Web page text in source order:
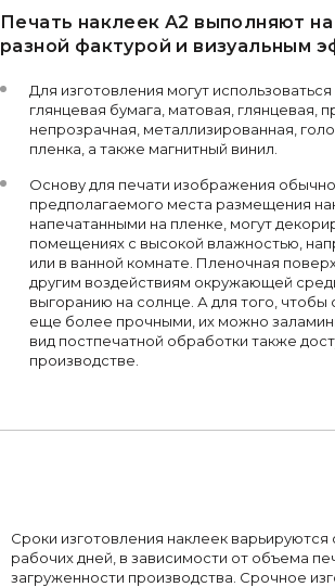
Печать наклеек А2 выполняют
разной фактурой и визуальным
Для изготовления могут
глянцевая бумага, матовая, глянцевая,
непрозрачная, металлизированная,
пленка, а также магнитный винил.
Основу для печати изображения
предполагаемого места размещения
напечатанными на пленке, могут
помещениях с высокой влажностью,
или в ванной комнате. Пленочная
другим воздействиям окружающей
выгоранию на солнце. А для того, чтобы
еще более прочными, их можно
вид постпечатной обработки также
производстве.
Сроки изготовления наклеек варьируются
рабочих дней, в зависимости от объема
загруженности производства. Срочное